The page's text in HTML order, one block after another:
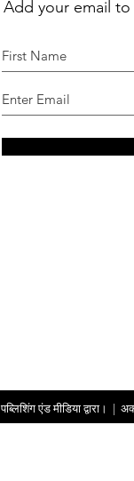
Add your email
एंड मीडिया द्वारा।